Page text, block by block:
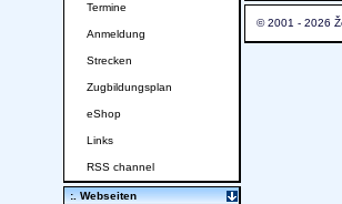
© 2001 - 2026
Termine
Anmeldung
Strecken
Zugbildungsplan
eShop
Links
RSS channel
:. Webseiten